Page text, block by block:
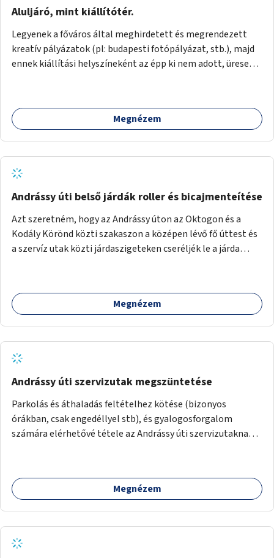
jelenhetnének meg alkalmat adva a bemutatkozásra -
nélkül lehetnének: kortárs bútorok, világítás, játék,
lakástextil, grafikai munkák, street art, szobrok,
térplasztikák stb.
Aluljáró, mint kiállítótér.
Legyenek a főváros által meghirdetett és megrendezett
kreatív pályázatok (pl: budapesti fotópályázat, stb.), majd
ennek kiállítási helyszíneként az épp ki nem adott, üresen
legyenek felhasználva.
Megnézem
Andrássy úti belső járdák roller és bicajmenteítése
Azt szeretném, hogy az Andrássy úton az Oktogon és a
Kodály Körönd közti szakaszon a középen lévő fő úttest és
a szervíz utak közti járdaszigeteken cseréljék le a járda
közt vannak borítva.
Megnézem
Andrássy úti szervizutak megszüntetése
Parkolás és áthaladás feltételhez kötése (bizonyos
órákban, csak engedéllyel stb), és gyalogosforgalom
számára elérhetővé tétele az Andrássy úti szervizutaknak. A
Megnézem